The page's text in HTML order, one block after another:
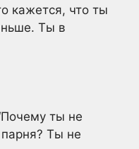
кажется, что ты
Ты в
ты не
Ты не